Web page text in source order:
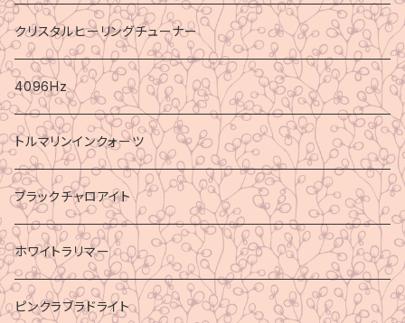
クリスタルヒーリングチューナー
4096Hz
トルマリンインクォーツ
ブラックチャロアイト
ホワイトラリマー
ピンクラブラドライト